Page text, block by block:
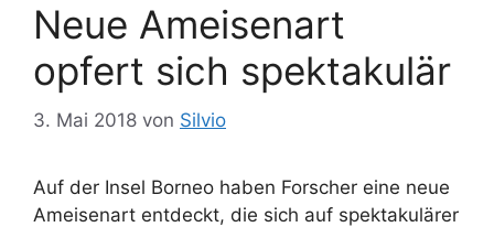
i
e
n
w
r
Neue Ameisenart
opfert sich spektakulär
3. Mai 2018 von Silvio
Auf der Insel Borneo haben Forscher eine neue
Ameisenart entdeckt, die sich auf spektakulärer